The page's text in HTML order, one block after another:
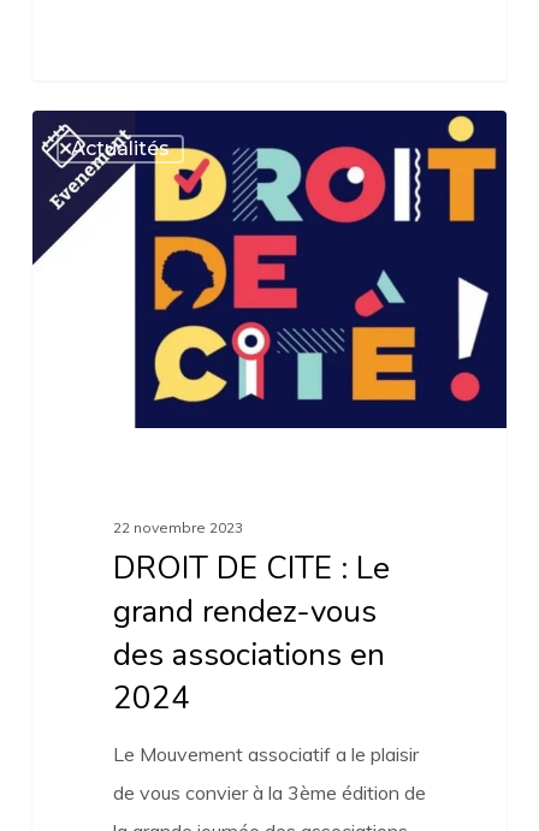
DROIT
DE
CITE
Actualités
22 novembre 2023
DROIT DE CITE : Le
grand rendez-vous
des associations en
2024
Le Mouvement associatif a le plaisir
de vous convier à la 3ème édition de